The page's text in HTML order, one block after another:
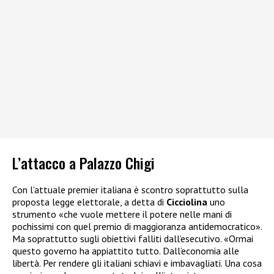
L’attacco a Palazzo Chigi
Con l’attuale premier italiana è scontro soprattutto sulla
proposta legge elettorale, a detta di Cicciolina uno
strumento «che vuole mettere il potere nelle mani di
pochissimi con quel premio di maggioranza antidemocratico».
Ma soprattutto sugli obiettivi falliti dall’esecutivo. «Ormai
questo governo ha appiattito tutto. Dall’economia alle
libertà. Per rendere gli italiani schiavi e imbavagliati. Una cosa